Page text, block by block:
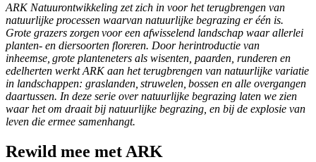
ARK Natuurontwikkeling zet zich in voor het terugbrengen van
natuurlijke processen waarvan natuurlijke begrazing er één is.
Grote grazers zorgen voor een afwisselend landschap waar allerlei
planten- en diersoorten floreren. Door herintroductie van
inheemse, grote planteneters als wisenten, paarden, runderen en
edelherten werkt ARK aan het terugbrengen van natuurlijke variatie
in landschappen: graslanden, struwelen, bossen en alle overgangen
daartussen. In deze serie over natuurlijke begrazing laten we zien
waar het om draait bij natuurlijke begrazing, en bij de explosie van
leven die ermee samenhangt.
Rewild mee met ARK